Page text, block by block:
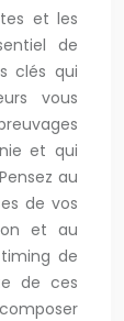
et les
de
clés qui
vous
et qui
au
de vos
et au
de
de ces